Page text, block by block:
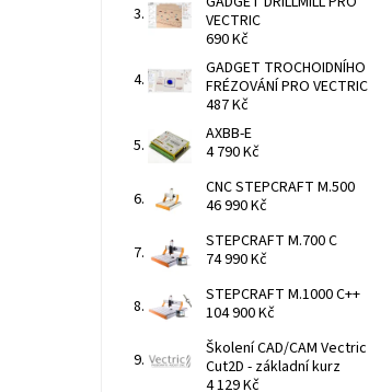
VECTRIC
690 Kč
GADGET TROCHOIDNÍHO
FRÉZOVÁNÍ PRO VECTRIC
487 Kč
AXBB-E
4 790 Kč
CNC STEPCRAFT M.500
46 990 Kč
STEPCRAFT M.700 C
74 990 Kč
STEPCRAFT M.1000 C++
104 900 Kč
Školení CAD/CAM Vectric
Cut2D - základní kurz
4 129 Kč